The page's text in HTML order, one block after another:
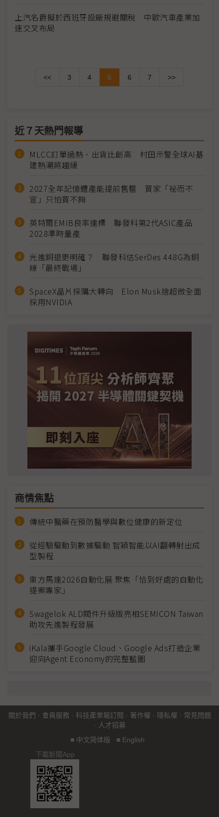
上汽名爵擬於西班牙設廠規避關稅 中歐汽車產業加
速交叉布局
<< 3 4 5 6 7 >>
近７天熱門報導
MLCC訂單過熱、出貨比創高 村田示警全球AI基
建熱潮將趨緩
2027全年記憶體產能提前售罄 買家「祕而不
宣」只怕買不夠
英特爾EMIB良率達標 聯發科第2代ASIC產品
2028準時量產
光進銅退更明確？ 聯發科估SerDes 448G為銅
線「最終戰場」
SpaceX晶片採購大轉向 Elon Musk捨超微全面
採用NVIDIA
商情焦點
傳統中醫藥在預防醫學與數位健康的新定位
從經驗驅動到數據驅動 智穎智能以AI翻轉射出成
型製程
東方馬達2026自動化展 聚焦「恰到好處的自動化
提案專家」
Swagelok ALD閥件升級版亮相SEMICON Taiwan
助攻先進製程發展
iKala攜手Google Cloud、Google Ads打造企業
迎向Agent Economy的完整藍圖
關於我們 · 會員服務 · 科技產業報訂閱 · 著作權 · 隱私權 · 常見問題
· 人才招募
■ 中文简体版 ■ English
下載新聞App